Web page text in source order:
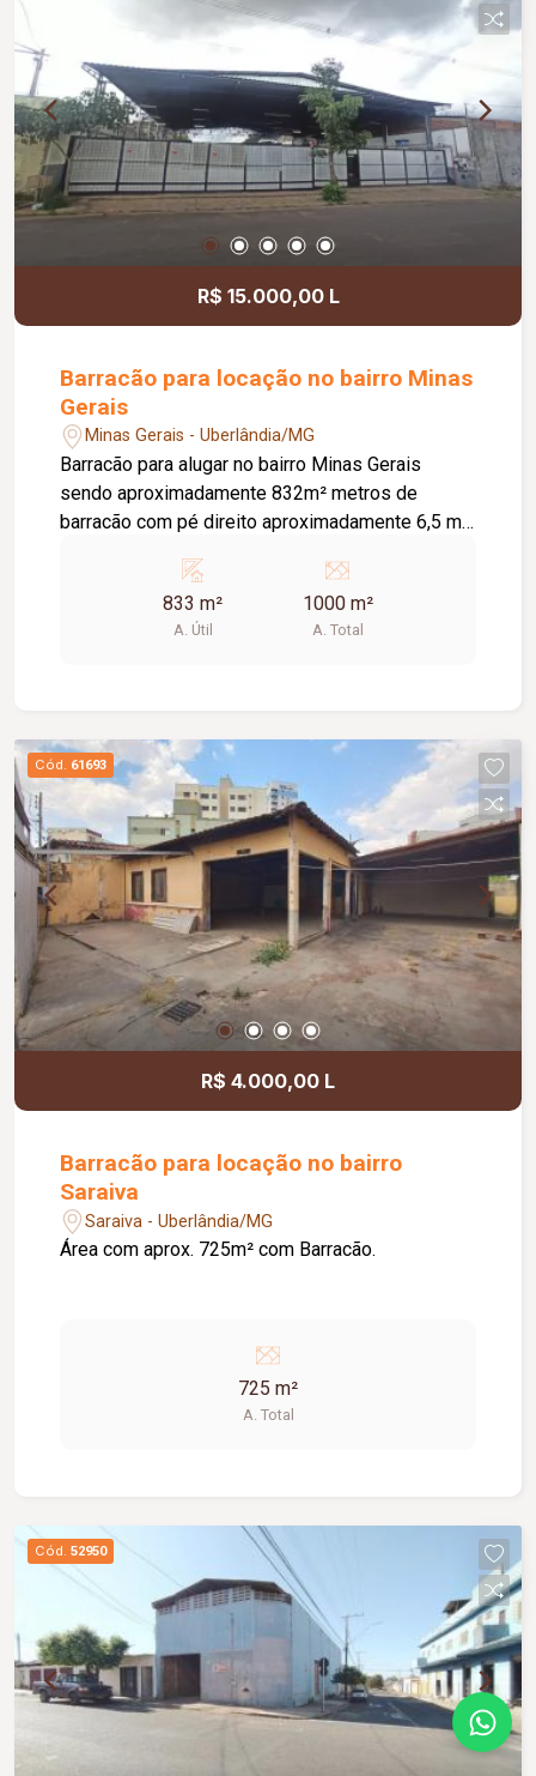
R$ 15.000,00 L
Barracão para locação no bairro Minas
Gerais
Minas Gerais - Uberlândia/MG
Barracão para alugar no bairro Minas Gerais
sendo aproximadamente 832m² metros de
barracão com pé direito aproximadamente 6,5 m²,
concertina, área total de 1000m².
833 m²
A. Útil
1000 m²
A. Total
Cód. 61693
R$ 4.000,00 L
Barracão para locação no bairro
Saraiva
Saraiva - Uberlândia/MG
Área com aprox. 725m² com Barracão.
725 m²
A. Total
Cód. 52950